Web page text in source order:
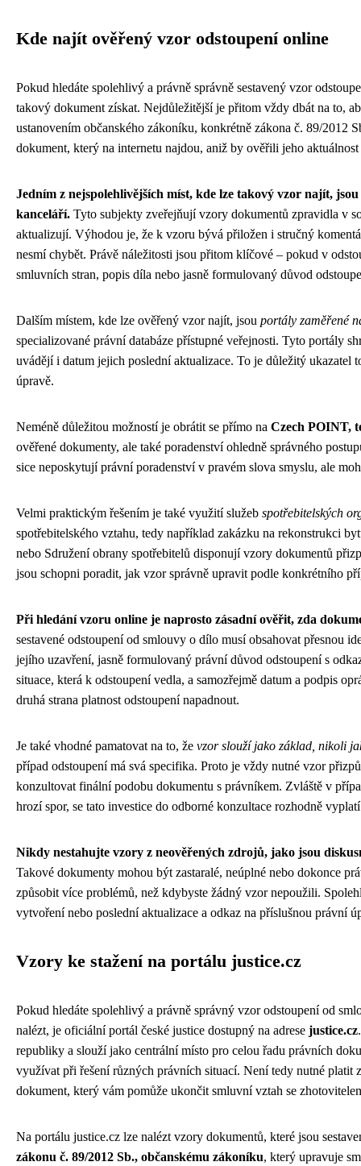
Kde najít ověřený vzor odstoupení online
Pokud hledáte spolehlivý a právně správně sestavený vzor
takový dokument získat. Nejdůležitější je přitom vždy dbát na to,
ustanovením občanského zákoníku, konkrétně zákona č. 89/2012
dokument, který na internetu najdou, aniž by ověřili jeho
Jedním z nejspolehlivějších míst, kde lze takový vzor najít,
kanceláří. Tyto subjekty zveřejňují vzory dokumentů zpravidla v
aktualizují. Výhodou je, že k vzoru bývá přiložen i stručný
nesmí chybět. Právě náležitosti jsou přitom klíčové – pokud v
smluvních stran, popis díla nebo jasně formulovaný důvod
Dalším místem, kde lze ověřený vzor najít, jsou portály zaměřené
specializované právní databáze přístupné veřejnosti. Tyto portály
uvádějí i datum jejich poslední aktualizace. To je důležitý ukazatel
úpravě.
Neméně důležitou možností je obrátit se přímo na Czech POINT,
ověřené dokumenty, ale také poradenství ohledně správného
sice neposkytují právní poradenství v pravém slova smyslu, ale
Velmi praktickým řešením je také využití služeb spotřebitelských
spotřebitelského vztahu, tedy například zakázku na rekonstrukci
nebo Sdružení obrany spotřebitelů disponují vzory dokumentů
jsou schopni poradit, jak vzor správně upravit podle konkrétního
Při hledání vzoru online je naprosto zásadní ověřit, zda
sestavené odstoupení od smlouvy o dílo musí obsahovat přesnou
jejího uzavření, jasně formulovaný právní důvod odstoupení s
situace, která k odstoupení vedla, a samozřejmě datum a podpis
druhá strana platnost odstoupení napadnout.
Je také vhodné pamatovat na to, že vzor slouží jako základ, nikoli
případ odstoupení má svá specifika. Proto je vždy nutné vzor
konzultovat finální podobu dokumentu s právníkem. Zvláště v
hrozí spor, se tato investice do odborné konzultace rozhodně
Nikdy nestahujte vzory z neověřených zdrojů, jako jsou
Takové dokumenty mohou být zastaralé, neúplné nebo dokonce
způsobit více problémů, než kdybyste žádný vzor nepoužili.
vytvoření nebo poslední aktualizace a odkaz na příslušnou právní
Vzory ke stažení na portálu justice.cz
Pokud hledáte spolehlivý a právně správný vzor odstoupení od
nalézt, je oficiální portál české justice dostupný na adrese justice.cz
republiky a slouží jako centrální místo pro celou řadu právních
využívat při řešení různých právních situací. Není tedy nutné platit
dokument, který vám pomůže ukončit smluvní vztah se
Na portálu justice.cz lze nalézt vzory dokumentů, které jsou
zákonu č. 89/2012 Sb., občanskému zákoníku, který upravuje